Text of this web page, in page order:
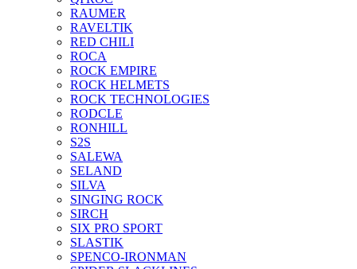
RAUMER
RAVELTIK
RED CHILI
ROCA
ROCK EMPIRE
ROCK HELMETS
ROCK TECHNOLOGIES
RODCLE
RONHILL
S2S
SALEWA
SELAND
SILVA
SINGING ROCK
SIRCH
SIX PRO SPORT
SLASTIK
SPENCO-IRONMAN